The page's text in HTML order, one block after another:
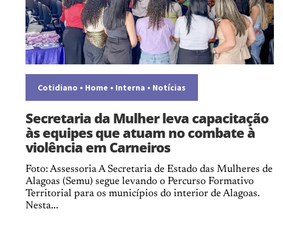
Cotidiano • Home • Interna • Notícias
Secretaria da Mulher leva capacitação
às equipes que atuam no combate à
violência em Carneiros
Foto: Assessoria A Secretaria de Estado das Mulheres de
Alagoas (Semu) segue levando o Percurso Formativo
Territorial para os municípios do interior de Alagoas.
Nesta...